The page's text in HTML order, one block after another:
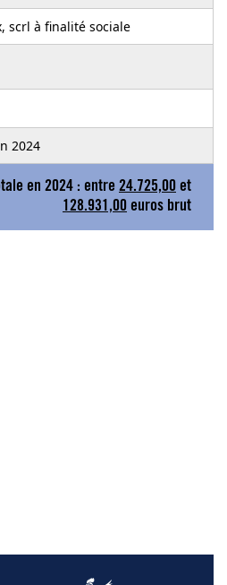
scrl à finalité sociale
2024
en 2024 : entre 24.725,00 et
128.931,00 euros brut